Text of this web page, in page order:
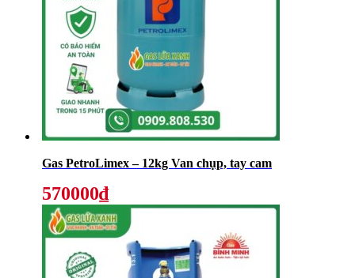
Gas PetroLimex – 12kg Van chụp, tay cam
570000₫